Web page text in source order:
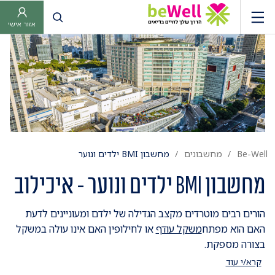
פתח חיפוש
אזור אישי
Be-Well מחשבונים מחשבון BMI ילדים ונוער
מחשבון BMI ילדים ונוער - איכילוב
הורים רבים מוטרדים מקצב הגדילה של ילדם ומעוניינים לדעת
האם הוא מפתחמשקל עודףאו לחילופין האם אינו עולה במשקל
בצורה מספקת.
על מנת לבדוק האם משקלו של ילדכם תקין מומלץ לחשב את ה-
קרא/י עוד